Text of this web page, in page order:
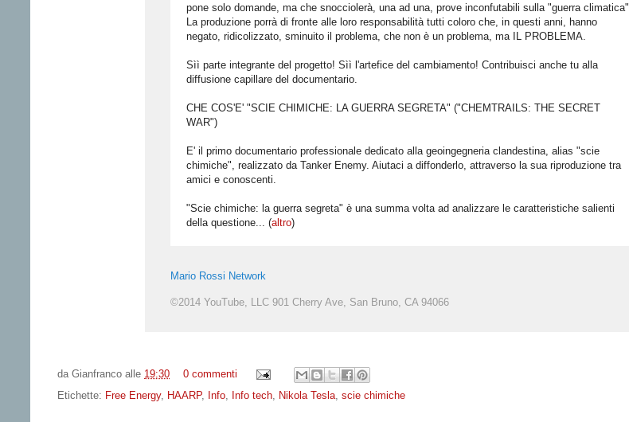
pone solo domande, ma che snocciolerà, una ad una, prove inconfutabili sulla "guerra climatica".
La produzione porrà di fronte alle loro responsabilità tutti coloro che, in questi anni, hanno
negato, ridicolizzato, sminuito il problema, che non è un problema, ma IL PROBLEMA.
Sìì parte integrante del progetto! Sìì l'artefice del cambiamento! Contribuisci anche tu alla
diffusione capillare del documentario.
CHE COS'E' "SCIE CHIMICHE: LA GUERRA SEGRETA" ("CHEMTRAILS: THE SECRET
WAR")
E' il primo documentario professionale dedicato alla geoingegneria clandestina, alias "scie
chimiche", realizzato da Tanker Enemy. Aiutaci a diffonderlo, attraverso la sua riproduzione tra
amici e conoscenti.
"Scie chimiche: la guerra segreta" è una summa volta ad analizzare le caratteristiche salienti
della questione... (altro)
Mario Rossi Network
©2014 YouTube, LLC 901 Cherry Ave, San Bruno, CA 94066
da Gianfranco alle 19:30
0 commenti
Etichette: Free Energy, HAARP, Info Info tech Nikola Tesla scie chimiche